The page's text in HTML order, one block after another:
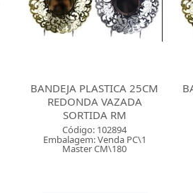
BANDEJA PLASTICA 29CM
REDONDA VAZADA
SORTIDA RM
Código: 102895
Embalagem: Venda PC\1
Master CM\144